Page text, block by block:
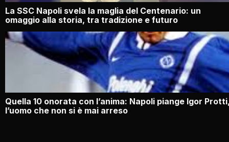
La SSC Napoli svela la maglia del Centenario: un
omaggio alla storia, tra tradizione e futuro
Quella 10 onorata con l’anima: Napoli piange Igor
l’uomo che non si è mai arreso